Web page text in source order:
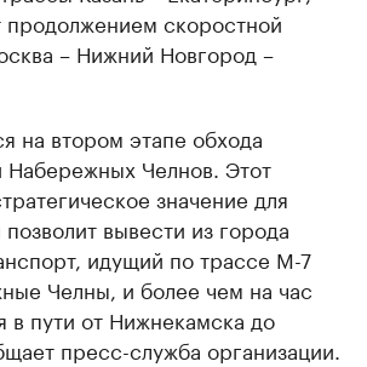
продолжением скоростной
– Нижний Новгород –
на втором этапе обхода
Челнов. Этот
значение для
вывести из города
идущий по трассе М-7
Челны, и более чем на час
в пути от Нижнекамска до
пресс-служба организации.